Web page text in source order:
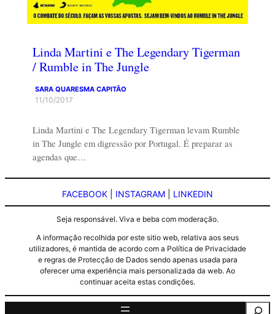
Linda Martini e The Legendary Tigerman
/ Rumble in The Jungle
SARA QUARESMA CAPITÃO
11/10/2017
Linda Martini e The Legendary Tigerman levam Rumble
in The Jungle em digressão por Portugal. É preparar as
agendas que…
FACEBOOK INSTAGRAM LINKEDIN
Seja responsável. Viva e beba com moderação.
A informação recolhida por este sitio web, relativa aos seus
utilizadores, é mantida de acordo com a Política de Privacidade
e regras de Protecção de Dados sendo apenas usada para
oferecer uma experiência mais personalizada da web. Ao
continuar aceita estas condições.